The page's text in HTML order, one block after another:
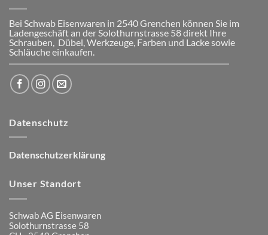
Bei Schwab Eisenwaren in 2540 Grenchen können Sie im
Ladengeschäft an der Solothurnstrasse 58direkt Ihre
Schrauben, Dübel, Werkzeuge, Farben und Lackesowie
Schläuche einkaufen.
Datenschutz
Datenschutzerklärung
Unser Standort
Schwab AG Eisenwaren
Solothurnstrasse 58